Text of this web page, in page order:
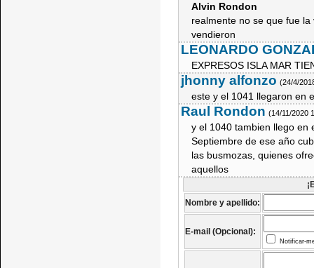
Alvin Rondon
realmente no se que fue
vendieron
LEONARDO
EXPRESOS ISLA MAR
jhonny alfonzo (24/4/
este y el 1041 llegaron en
Raul Rondon (14/11/2020
y el 1040 tambien llego en
Septiembre de ese año
las busmozas, quienes
aquellos
Nombre y apellido:
E-mail (Opcional):
Notificar-